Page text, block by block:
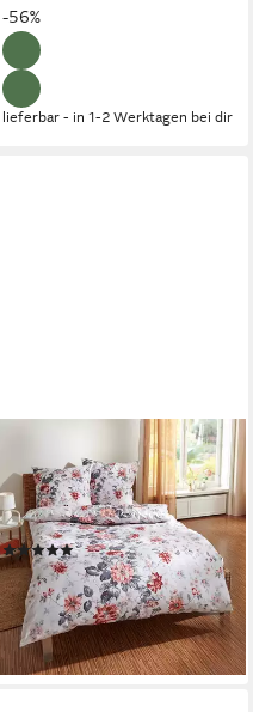
-56%
lieferbar - in 1-2 Werktagen bei dir
Bettwäsche Blumen rot,
Flanell, 3 teilig, hochwertige
Flanell Qualität
(15)
49,99 € 89,99 €
-44%
lieferbar - in 3-4 Werktagen bei dir